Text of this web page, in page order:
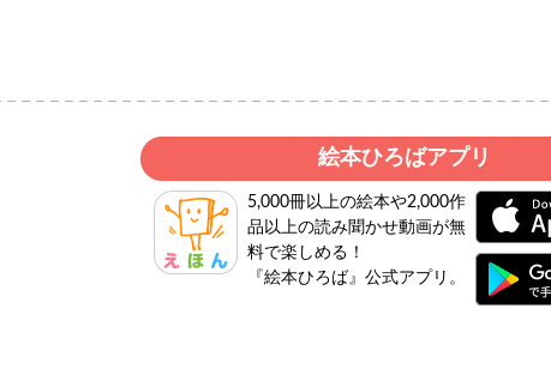
絵本ひろばアプリ
5,000冊以上の絵本や2,000作
品以上の読み聞かせ動画が無
料で楽しめる！
『絵本ひろば』公式アプリ。